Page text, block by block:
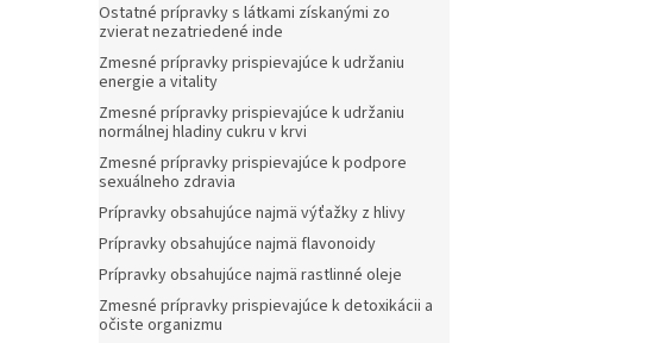
Ostatné prípravky s látkami získanými zo
zvierat nezatriedené inde
Zmesné prípravky prispievajúce k udržaniu
energie a vitality
Zmesné prípravky prispievajúce k udržaniu
normálnej hladiny cukru v krvi
Zmesné prípravky prispievajúce k podpore
sexuálneho zdravia
Prípravky obsahujúce najmä výťažky z hlivy
Prípravky obsahujúce najmä flavonoidy
Prípravky obsahujúce najmä rastlinné oleje
Zmesné prípravky prispievajúce k detoxikácii a
očiste organizmu